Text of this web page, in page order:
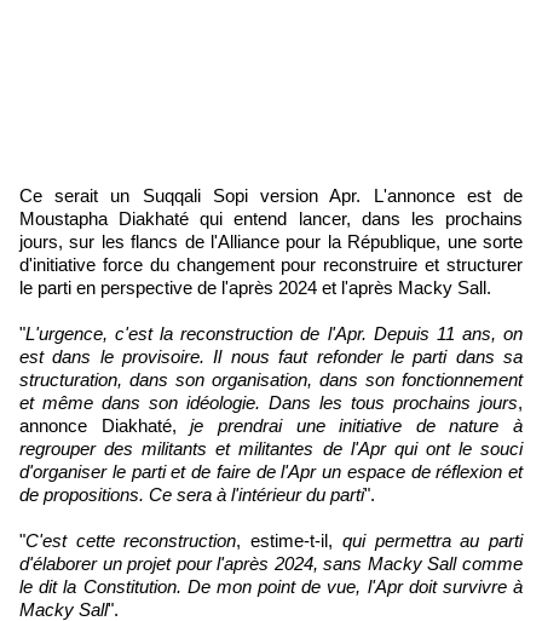
Ce serait un Suqqali Sopi version Apr. L'annonce est de
Moustapha Diakhaté qui entend lancer, dans les prochains
jours, sur les flancs de l'Alliance pour la République, une sorte
d'initiative force du changement pour reconstruire et structurer
le parti en perspective de l'après 2024 et l'après Macky Sall.
"L'urgence, c'est la reconstruction de l'Apr. Depuis 11 ans, on
est dans le provisoire. Il nous faut refonder le parti dans sa
structuration, dans son organisation, dans son fonctionnement
et même dans son idéologie. Dans les tous prochains jours,
annonce Diakhaté,je prendrai une initiative de nature à
regrouper des militants et militantes de l'Apr qui ont le souci
d'organiser le parti et de faire de l'Apr un espace de réflexion et
de propositions. Ce sera à l'intérieur du parti".
"C'est cette reconstruction, estime-t-il, qui permettra au parti
d'élaborer un projet pour l'après 2024, sans Macky Sall comme
le dit la Constitution. De mon point de vue, l'Apr doit survivre à
Macky Sall".